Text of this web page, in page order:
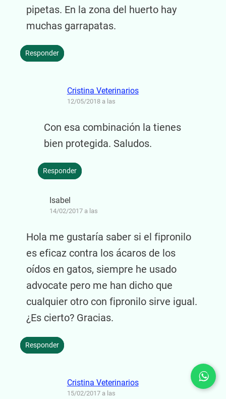
pipetas. En la zona del huerto hay
muchas garrapatas.
Responder
Cristina Veterinarios
12/05/2018 a las
Con esa combinación la tienes
bien protegida. Saludos.
Responder
Isabel
14/02/2017 a las
Hola me gustaría saber si el fipronilo
es eficaz contra los ácaros de los
oídos en gatos, siempre he usado
advocate pero me han dicho que
cualquier otro con fipronilo sirve igual.
¿Es cierto? Gracias.
Responder
Cristina Veterinarios
15/02/2017 a las